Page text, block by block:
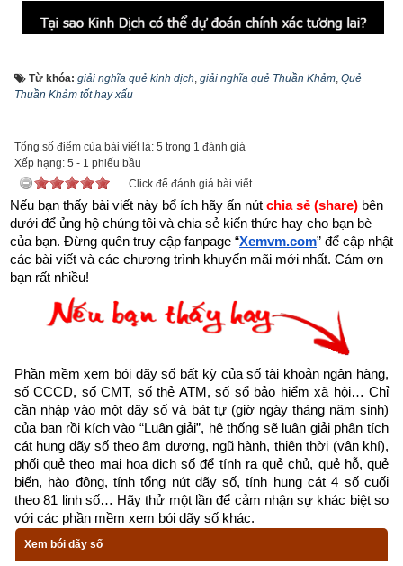
Kinh dịch là gì? Nguồn gốc kinh dịch
Kinh Dịch là một bộ thiên cổ kì thư. Đa số cho rằng Kinh Dịch
chỉ để xem bói hay đoán biết vận mệnh của ai đó là hiểu biết
“Kinh” có thể hiểu là lời dạy bảo của Thần Phật, Thánh
nhân, để điểm hóa cho con người. Ví dụ: Kinh Phật,
Kinh Thánh, Đạo Đức Kinh,…
“Dịch” là biểu thị cho quá trình phát triển của mọi sinh
mệnh, vạn sự, vạn vật từ lúc khởi nguyên cho đến lúc
kết thúc; tuần hoàn theo một quy luật cái mà Lão Tử gọi
là Đạo, Phật gọi là Pháp.
Như vậy Kinh Dịch chính là biểu thị của Đạo, là đạo lý hữu
Từ khóa: giải nghĩa quẻ kinh dịch, giải nghĩa quẻ Thuần Khảm, Quẻ
Thuần Khảm tốt hay xấu
Tổng số điểm của bài viết là: 5 trong 1 đánh giá
Xếp hạng: 5 - 1 phiếu bầu
Click để đánh giá bài viết
Nếu bạn thấy bài viết này bổ ích hãy ấn nút chia sẻ (share) bên
dưới để ủng hộ chúng tôi và chia sẻ kiến thức hay cho bạn bè
của bạn. Đừng quên truy cập fanpage “Xemvm.com” để cập nhật
các bài viết và các chương trình khuyến mãi mới nhất. Cám ơn
bạn rất nhiều!
Phần mềm xem bói dãy số bất kỳ của số tài khoản ngân hàng,
số CCCD, số CMT, số thẻ ATM, số sổ bảo hiểm xã hội… Chỉ
cần nhập vào một dãy số và bát tự (giờ ngày tháng năm sinh)
của bạn rồi kích vào “Luận giải”, hệ thống sẽ luận giải phân tích
cát hung dãy số theo âm dương, ngũ hành, thiên thời (vận khí),
phối quẻ theo mai hoa dịch số để tính ra quẻ chủ, quẻ hỗ, quẻ
biến, hào động, tính tổng nút dãy số, tính hung cát 4 số cuối
theo 81 linh số… Hãy thử một lần để cảm nhận sự khác biệt so
với các phần mềm xem bói dãy số khác.
Xem bói dãy số